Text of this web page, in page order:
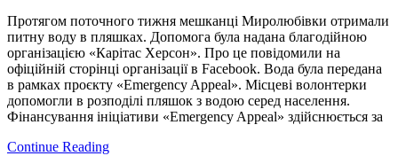
Протягом поточного тижня мешканці Миролюбівки отримали
питну воду в пляшках. Допомога була надана благодійною
організацією «Карітас Херсон». Про це повідомили на
офіційній сторінці організації в Facebook. Вода була передана
в рамках проєкту «Emergency Appeal». Місцеві волонтерки
допомогли в розподілі пляшок з водою серед населення.
Фінансування ініціативи «Emergency Appeal» здійснюється за
Continue Reading